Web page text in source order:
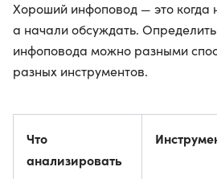
Хороший инфоповод — это когда
а начали обсуждать.
инфоповода можно разными
разных инструментов.
Что
анализировать